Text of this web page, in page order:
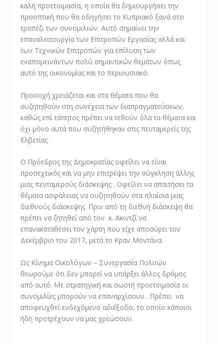
καλή προετοιμασία, η οποία θα δημιουργήσει την
προοπτική που θα οδηγήσει το Κυπριακό ξανά στο
τραπέζι των συνομιλιών. Αυτό σημαίνει την
επαναλειτουργία των Επιτροπών Εργασίας αλλά και
των Τεχνικών Επιτροπών για επίλυση των
εναπομεινάντων πολύ σημαντικών θεμάτων όπως
αυτό της οικονομίας και το περιουσιακό.
Προσοχή χρειάζεται και στα θέματα που θα
συζητηθούν στη συνέχεια των διαπραγματεύσεων,
καθώς επί τάπητος πρέπει να τεθούν όλα τα θέματα και
όχι μόνο αυτά που συζητήθηκαν στις πενταμερείς της
Ελβετίας
Ο Πρόεδρος της Δημοκρατίας οφείλει να είναι
προσεχτικός και να μην επιτρέψει την σύγκληση άλλης
μιας πενταμερούς διάσκεψης . Οφείλει να απαιτήσει τα
θέματα ασφάλειας να συζητηθούν στα πλαίσια μιας
διεθνούς διάσκεψης. Πριν από τη διεθνή διάσκεψη θα
πρέπει να ζητηθεί από τον κ. Ακιντζί να
επανακαταθέσει τον χάρτη που είχε αποσύρει τον
Δεκέμβριο του 2017, μετά το Κραν Μοντάνα.
Ως Κίνημα Οικολόγων – Συνεργασία Πολιτών
θεωρούμε ότι δεν μπορεί να υπάρξει άλλος δρόμος
από αυτό. Με στρατηγική και σωστή προετοιμασία οι
συνομιλίες μπορούν να επαναρχίσουν . Πρέπει να
αποφευχθεί ενδεχόμενο αδιέξοδο, το οποίο κάποιοι
ήδη προτρέχουν να μας χρεώσουν.